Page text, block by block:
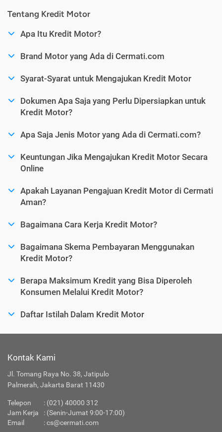
Tentang Kredit Motor
Apa Itu Kredit Motor?
Brand Motor yang Ada di Cermati.com
Syarat-Syarat untuk Mengajukan Kredit Motor
Dokumen Apa Saja yang Perlu Dipersiapkan untuk
Kredit Motor?
Apa Saja Jenis Motor yang Ada di Cermati.com?
Keuntungan Jika Mengajukan Kredit Motor Secara
Online
Apakah Layanan Pengajuan Kredit Motor di Cermati
Aman?
Bagaimana Cara Kerja Kredit Motor?
Bagaimana Skema Pembayaran Menggunakan
Kredit Motor?
Berapa Maksimum Kredit yang Bisa Diperoleh
Konsumen Melalui Kredit Motor?
Daftar Istilah Dalam Kredit Motor
Kontak Kami
Jl. Tomang Raya No. 38, Jatipulo
Palmerah, Jakarta Barat 11430
Telepon : (021) 40000 312
Jam Kerja
: (Senin-Jumat 9:00-17:00)
Email
:cs@cermati.com